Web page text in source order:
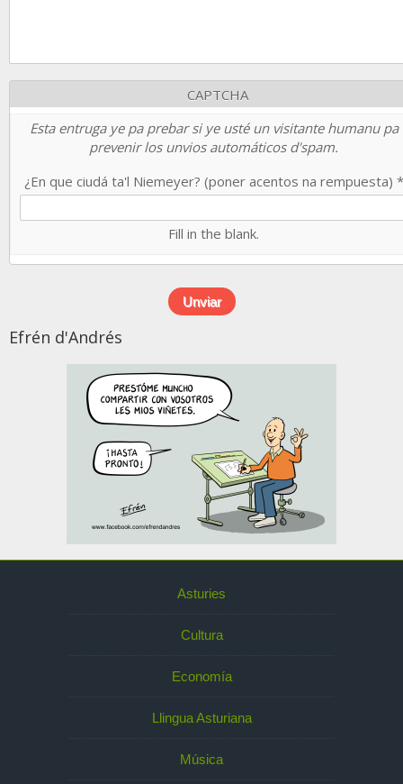
CAPTCHA
Esta entruga ye pa prebar si ye usté un visitante humanu pa
prevenir los unvios automáticos d'spam.
¿En que ciudá ta'l Niemeyer? (poner acentos na rempuesta) *
Fill in the blank.
Efrén d'Andrés
Asturies
Cultura
Economía
Llingua Asturiana
Música